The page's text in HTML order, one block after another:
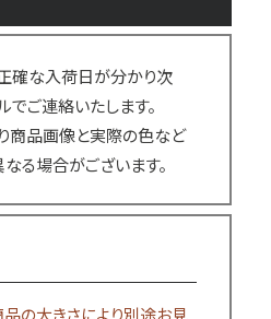
確な入荷日が分かり次
でご連絡いたします。
商品画像と実際の色など
る場合がございます。
の大きさにより別途お見